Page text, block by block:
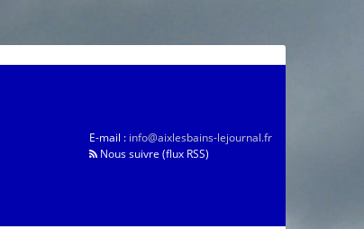
E-mail : info@aixlesbains-lejournal.fr
Nous suivre (flux RSS)